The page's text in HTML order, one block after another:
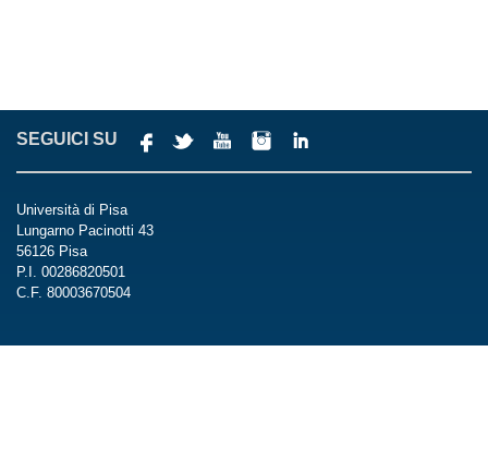
SEGUICI SU
Università di Pisa
Lungarno Pacinotti 43
56126 Pisa
P.I. 00286820501
C.F. 80003670504